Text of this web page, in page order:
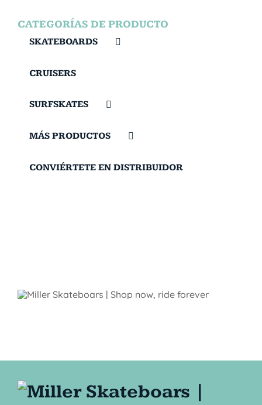
CATEGORÍAS DE PRODUCTO
SKATEBOARDS
CRUISERS
SURFSKATES
MÁS PRODUCTOS
CONVIÉRTETE EN DISTRIBUIDOR